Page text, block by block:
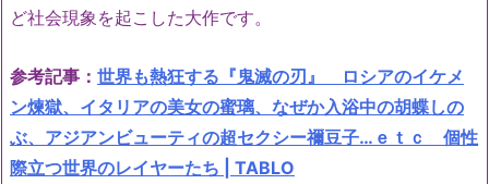
ど社会現象を起こした大作です。
参考記事： 世界も熱狂する『鬼滅の刃』 ロシアのイケメ
ン煉獄、イタリアの美女の蜜璃、なぜか入浴中の胡蝶しの
ぶ、アジアンビューティの超セクシー禰豆子…ｅｔｃ 個性
際立つ世界のレイヤーたち | TABLO